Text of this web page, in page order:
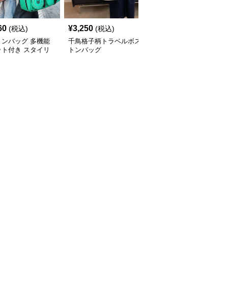
(税込)
ンバッグ 多機能
付き スタイリ
¥3,250 (税込)
千鳥格子柄トラベルボス
トンバッグ